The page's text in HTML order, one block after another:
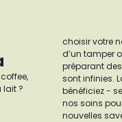
lait ?
choisir votre
d’un tamper
préparant
sont infinies.
bénéficiez -
nos soins
nouvelles